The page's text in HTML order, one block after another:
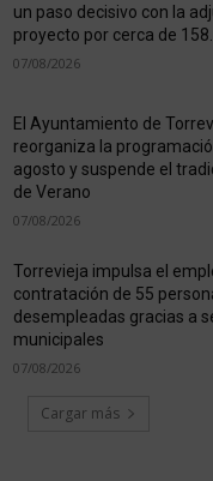
un paso decisivo con la
proyecto por cerca de
07/08/2026
El Ayuntamiento de
reorganiza la
agosto y suspende el
de Verano
07/08/2026
Torrevieja impulsa el
contratación de 55
desempleadas gracias a
municipales
07/08/2026
Cargar más